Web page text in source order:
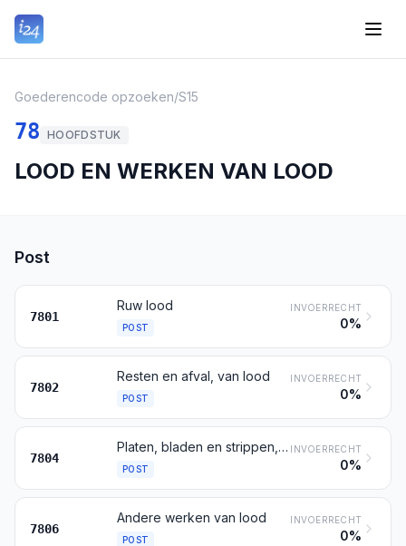
Goederencode opzoeken/S15
78 HOOFDSTUK
LOOD EN WERKEN VAN LOOD
Post
7801
Ruw lood
POST
INVOERRECHT
0%
7802
Resten en afval, van lood
POST
INVOERRECHT
0%
7804
Platen, bladen en strippen, van lood; poeder en schilfers, van lood
POST
INVOERRECHT
0%
7806
Andere werken van lood
POST
INVOERRECHT
0%